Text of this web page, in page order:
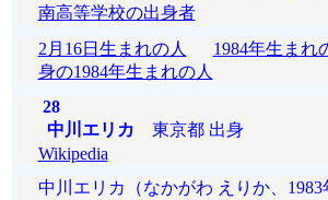
南高等学校の出身者
2月16日生まれの人
1984年生まれ
身の1984年生まれの人
28
中川エリカ 東京都 出身
Wikipedia
中川エリカ（なかがわ えりか、